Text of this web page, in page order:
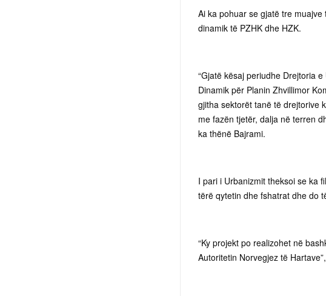
Ai ka pohuar se gjatë tre
dinamik të PZHK dhe HZK.
“Gjatë kësaj periudhe Drejtoria
Dinamik për Planin Zhvillimor
gjitha sektorët tanë të drejtorive
me fazën tjetër, dalja në terren
ka thënë Bajrami.
I pari i Urbanizmit theksoi se ka
tërë qytetin dhe fshatrat dhe do
“Ky projekt po realizohet në
Autoritetin Norvegjez të